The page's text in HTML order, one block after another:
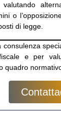
valutando
o
di legge.
consulenza
e per
quadro